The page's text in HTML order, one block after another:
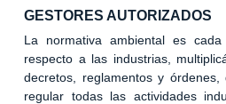
GESTORES AUTORIZADOS
La normativa ambiental es
respecto a las industrias,
decretos, reglamentos y
regular todas las actividades